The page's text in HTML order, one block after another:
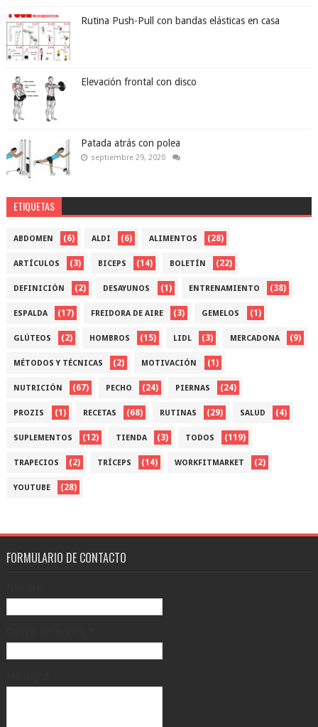
Rutina Push-Pull con bandas elásticas en casa
Elevación frontal con disco
Patada atrás con polea
septiembre 29, 2020
ETIQUETAS
ABDOMEN (6) ALDI (6) ALIMENTOS (28)
ARTÍCULOS (3) BICEPS (14) BOLETÍN (22)
DEFINICIÓN (2) DESAYUNOS (1) ENTRENAMIENTO (38)
ESPALDA (17) FREIDORA DE AIRE (3) GEMELOS (1)
GLÚTEOS (2) HOMBROS (15) LIDL (3) MERCADONA (9)
MÉTODOS Y TÉCNICAS (2) MOTIVACIÓN (1)
NUTRICIÓN (67) PECHO (24) PIERNAS (24)
PROZIS (1) RECETAS (68) RUTINAS (29) SALUD (4)
SUPLEMENTOS (12) TIENDA (3) TODOS (119)
TRAPECIOS (2) TRÍCEPS (14) WORKFITMARKET (2)
YOUTUBE (28)
FORMULARIO DE CONTACTO